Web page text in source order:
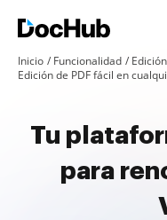
Inicio Funcionalidad
Edición de PDF fácil en
Tu
para